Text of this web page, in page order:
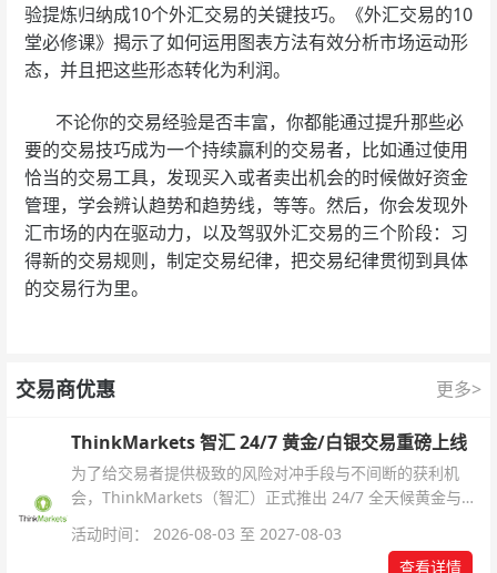
验提炼归纳成10个外汇交易的关键技巧。《外汇交易的10
堂必修课》揭示了如何运用图表方法有效分析市场运动形
态，并且把这些形态转化为利润。
不论你的交易经验是否丰富，你都能通过提升那些必
要的交易技巧成为一个持续赢利的交易者，比如通过使用
恰当的交易工具，发现买入或者卖出机会的时候做好资金
管理，学会辨认趋势和趋势线，等等。然后，你会发现外
汇市场的内在驱动力，以及驾驭外汇交易的三个阶段：习
得新的交易规则，制定交易纪律，把交易纪律贯彻到具体
的交易行为里。
交易商优惠 更多>
ThinkMarkets 智汇 24/7 黄金/白银交易重磅上线
为了给交易者提供极致的风险对冲手段与不间断的获利机
会，ThinkMarkets（智汇）正式推出 24/7 全天候黄金与白
杆配置、支持软件及交易细则。
活动时间： 2026-08-03 至 2027-08-03
查看详情